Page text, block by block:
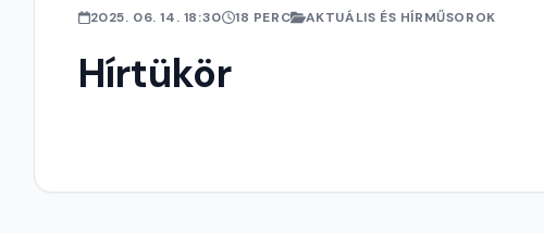
2025. 06. 14. 18:30 18 PERC AKTUÁLIS ÉS HÍRMŰSOROK
Hírtükör